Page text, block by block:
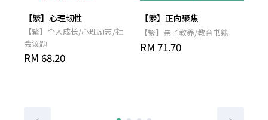
【繁】心理韧性
【繁】个人成长/心理励志/社
会议题
RM 68.20
【繁】正向聚焦
【繁】亲子教养/教育书籍
RM 71.70